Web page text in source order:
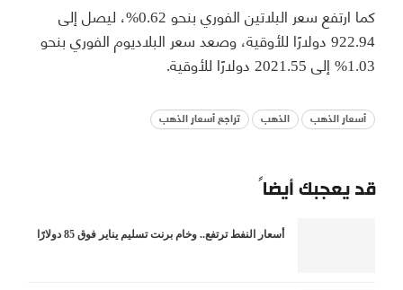
كما ارتفع سعر البلاتين الفوري بنحو 0.62%، ليصل إلى
922.94 دولارًا للأوقية، وصعد سعر البلاديوم الفوري بنحو
1.03% إلى 2021.55 دولارًا للأوقية.
أسعار الذهب الذهب تراجع أسعار الذهب
قد يعجبك أيضاً
أسعار النفط ترتفع.. وخام برنت تسليم يناير فوق 85 دولارًا